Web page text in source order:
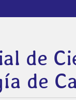
de
de